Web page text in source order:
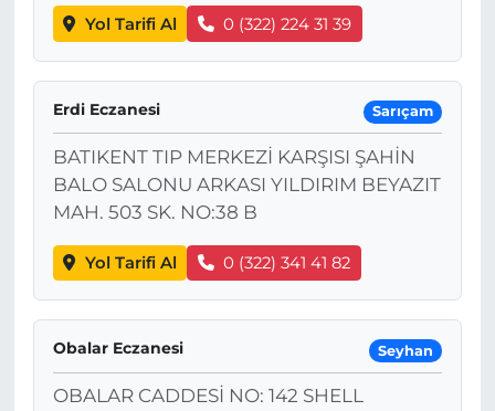
Yol Tarifi Al 0 (322) 224 31 39
Erdi Eczanesi Sarıçam
BATIKENT TIP MERKEZİ KARŞISI ŞAHİN
BALO SALONU ARKASI YILDIRIM BEYAZIT
MAH. 503 SK. NO:38 B
Yol Tarifi Al 0 (322) 341 41 82
Obalar Eczanesi Seyhan
OBALAR CADDESİ NO: 142 SHELL